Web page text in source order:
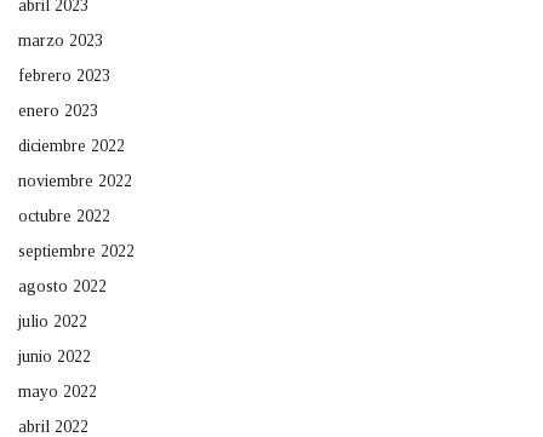
abril 2023
marzo 2023
febrero 2023
enero 2023
diciembre 2022
noviembre 2022
octubre 2022
septiembre 2022
agosto 2022
julio 2022
junio 2022
mayo 2022
abril 2022